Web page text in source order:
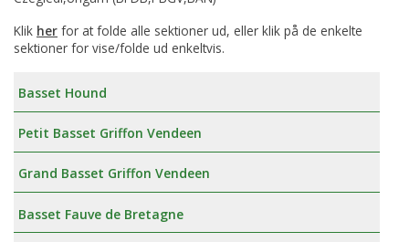
Klik her for at folde alle sektioner ud, eller klik på de enkelte
sektioner for vise/folde ud enkeltvis.
Basset Hound
Petit Basset Griffon Vendeen
Grand Basset Griffon Vendeen
Basset Fauve de Bretagne